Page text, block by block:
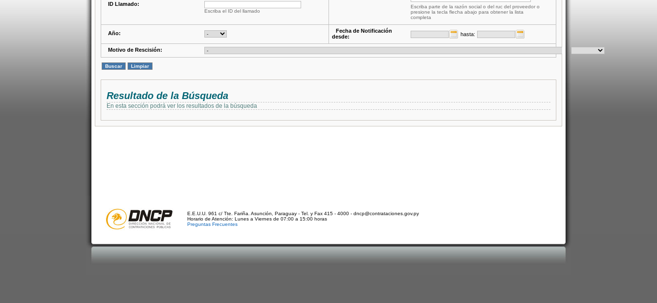
ID Llamado:
Escriba el ID del llamado
Escriba parte de la razón social o del ruc del proveedor o
presione la tecla flecha abajo para obtener la lista
completa
Año:
Fecha de Notificación
desde:
hasta:
Motivo de Rescisión:
Resultado de la Búsqueda
En esta sección podrá ver los resultados de la búsqueda
E.E.U.U. 961 c/ Tte. Fariña. Asunción, Paraguay - Tel. y Fax 415 - 4000 - dncp@contrataciones.gov.py
Horario de Atención: Lunes a Viernes de 07:00 a 15:00 horas
Preguntas Frecuentes